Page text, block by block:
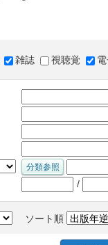
雑誌 視聴覚
/
ソート順